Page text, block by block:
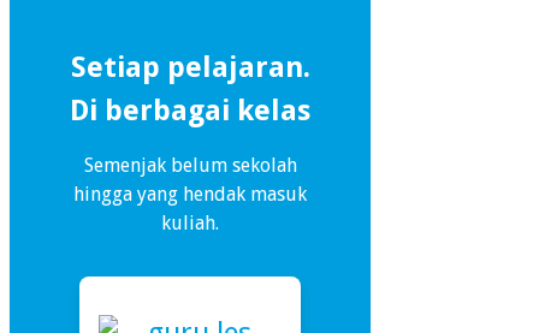
Setiap pelajaran.
Di berbagai kelas
Semenjak belum sekolah
hingga yang hendak masuk
kuliah.